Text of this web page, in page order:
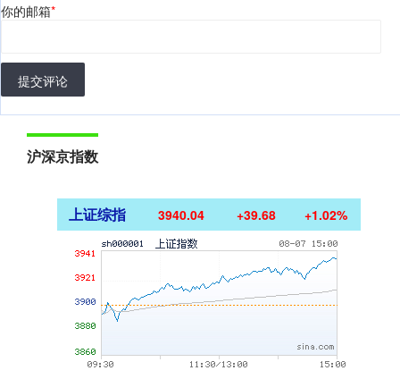
你的邮箱*
提交评论
沪深京指数
上证综指 3940.04 +39.68 +1.02%